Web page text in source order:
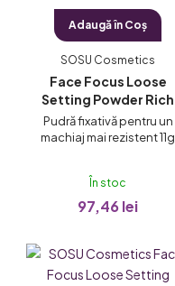
Face Focus Loose
Setting Powder Rich
SOSU Cosmetics
În stoc
97,46 lei
Adaugă în Coş
Pudră fixativă pentru un
machiaj mai rezistent 11g